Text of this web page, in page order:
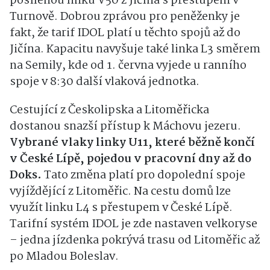
Turnově. Dobrou zprávou pro peněženky je
fakt, že tarif IDOL platí u těchto spojů až do
Jičína. Kapacitu navyšuje také linka L3 směrem
na Semily, kde od 1. června vyjede u ranního
spoje v 8:30 další vlaková jednotka.
Cestující z Českolipska a Litoměřicka
dostanou snazší přístup k Máchovu jezeru.
Vybrané vlaky linky U11, které běžně končí
v České Lípě, pojedou v pracovní dny až do
Doks. Tato změna platí pro dopolední spoje
vyjíždějící z Litoměřic. Na cestu domů lze
využít linku L4 s přestupem v České Lípě.
Tarifní systém IDOL je zde nastaven velkoryse
– jedna jízdenka pokrývá trasu od Litoměřic až
po Mladou Boleslav.